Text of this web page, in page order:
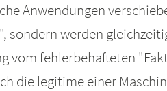
Anwendungen
werden
vom fehlerbehafteten
die legitime einer